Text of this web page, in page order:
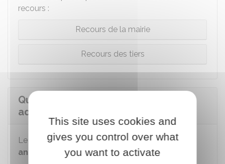
recours :
Recours de la mairie
Recours des tiers
Quel est le délai de prescription
administrative en urbanisme ?
Le délai de prescription administrative est de
ans ou il estimprescriptible.
This site uses cookies and
gives you control over what
you want to activate